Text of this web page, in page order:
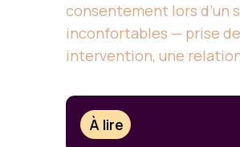
consentement lors d’un
inconfortables — prise
intervention, une
À lire